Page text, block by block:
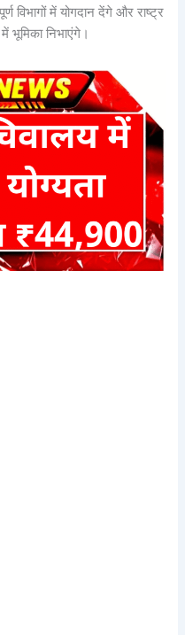
विभागों में योगदान देंगे और राष्ट्र
भूमिका निभाएंगे।